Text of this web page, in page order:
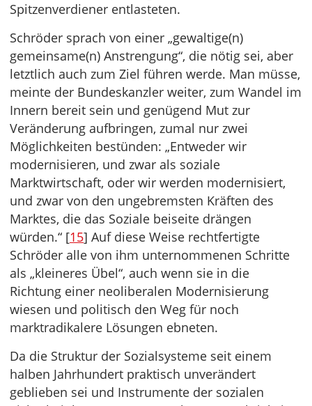
Spitzenverdiener entlasteten.
Schröder sprach von einer „gewaltige(n)
gemeinsame(n) Anstrengung“, die nötig sei, aber
letztlich auch zum Ziel führen werde. Man müsse,
meinte der Bundeskanzler weiter, zum Wandel im
Innern bereit sein und genügend Mut zur
Veränderung aufbringen, zumal nur zwei
Möglichkeiten bestünden: „Entweder wir
modernisieren, und zwar als soziale
Marktwirtschaft, oder wir werden modernisiert,
und zwar von den ungebremsten Kräften des
Marktes, die das Soziale beiseite drängen
würden.“ [15] Auf diese Weise rechtfertigte
Schröder alle von ihm unternommenen Schritte
als „kleineres Übel“, auch wenn sie in die
Richtung einer neoliberalen Modernisierung
wiesen und politisch den Weg für noch
marktradikalere Lösungen ebneten.
Da die Struktur der Sozialsysteme seit einem
halben Jahrhundert praktisch unverändert
geblieben sei und Instrumente der sozialen